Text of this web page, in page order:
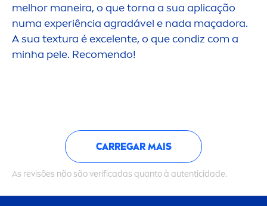
melhor maneira, o que torna a sua aplicação
numa experiência agradável e nada maçadora.
A sua textura é excelente, o que condiz com a
minha pele. Recomendo!
CARREGAR MAIS
As revisões não são verificadas quanto à autenticidade.